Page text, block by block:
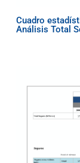
Cuadro
Análisis Total